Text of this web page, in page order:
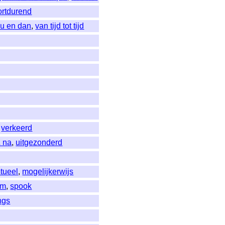
en dan,van tijd tot tijd
verkeerd
na, uitgezonderd
, mogelijkerwijs
,spook